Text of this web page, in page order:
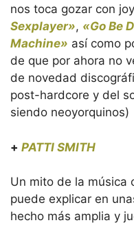
nos toca gozar con
Sexplayer», «Go Be
Machine» así como
de que por ahora no
de novedad
post-hardcore y del
siendo neoyorquinos)
+ PATTI SMITH
Un mito de la música
puede explicar en
hecho más amplia y